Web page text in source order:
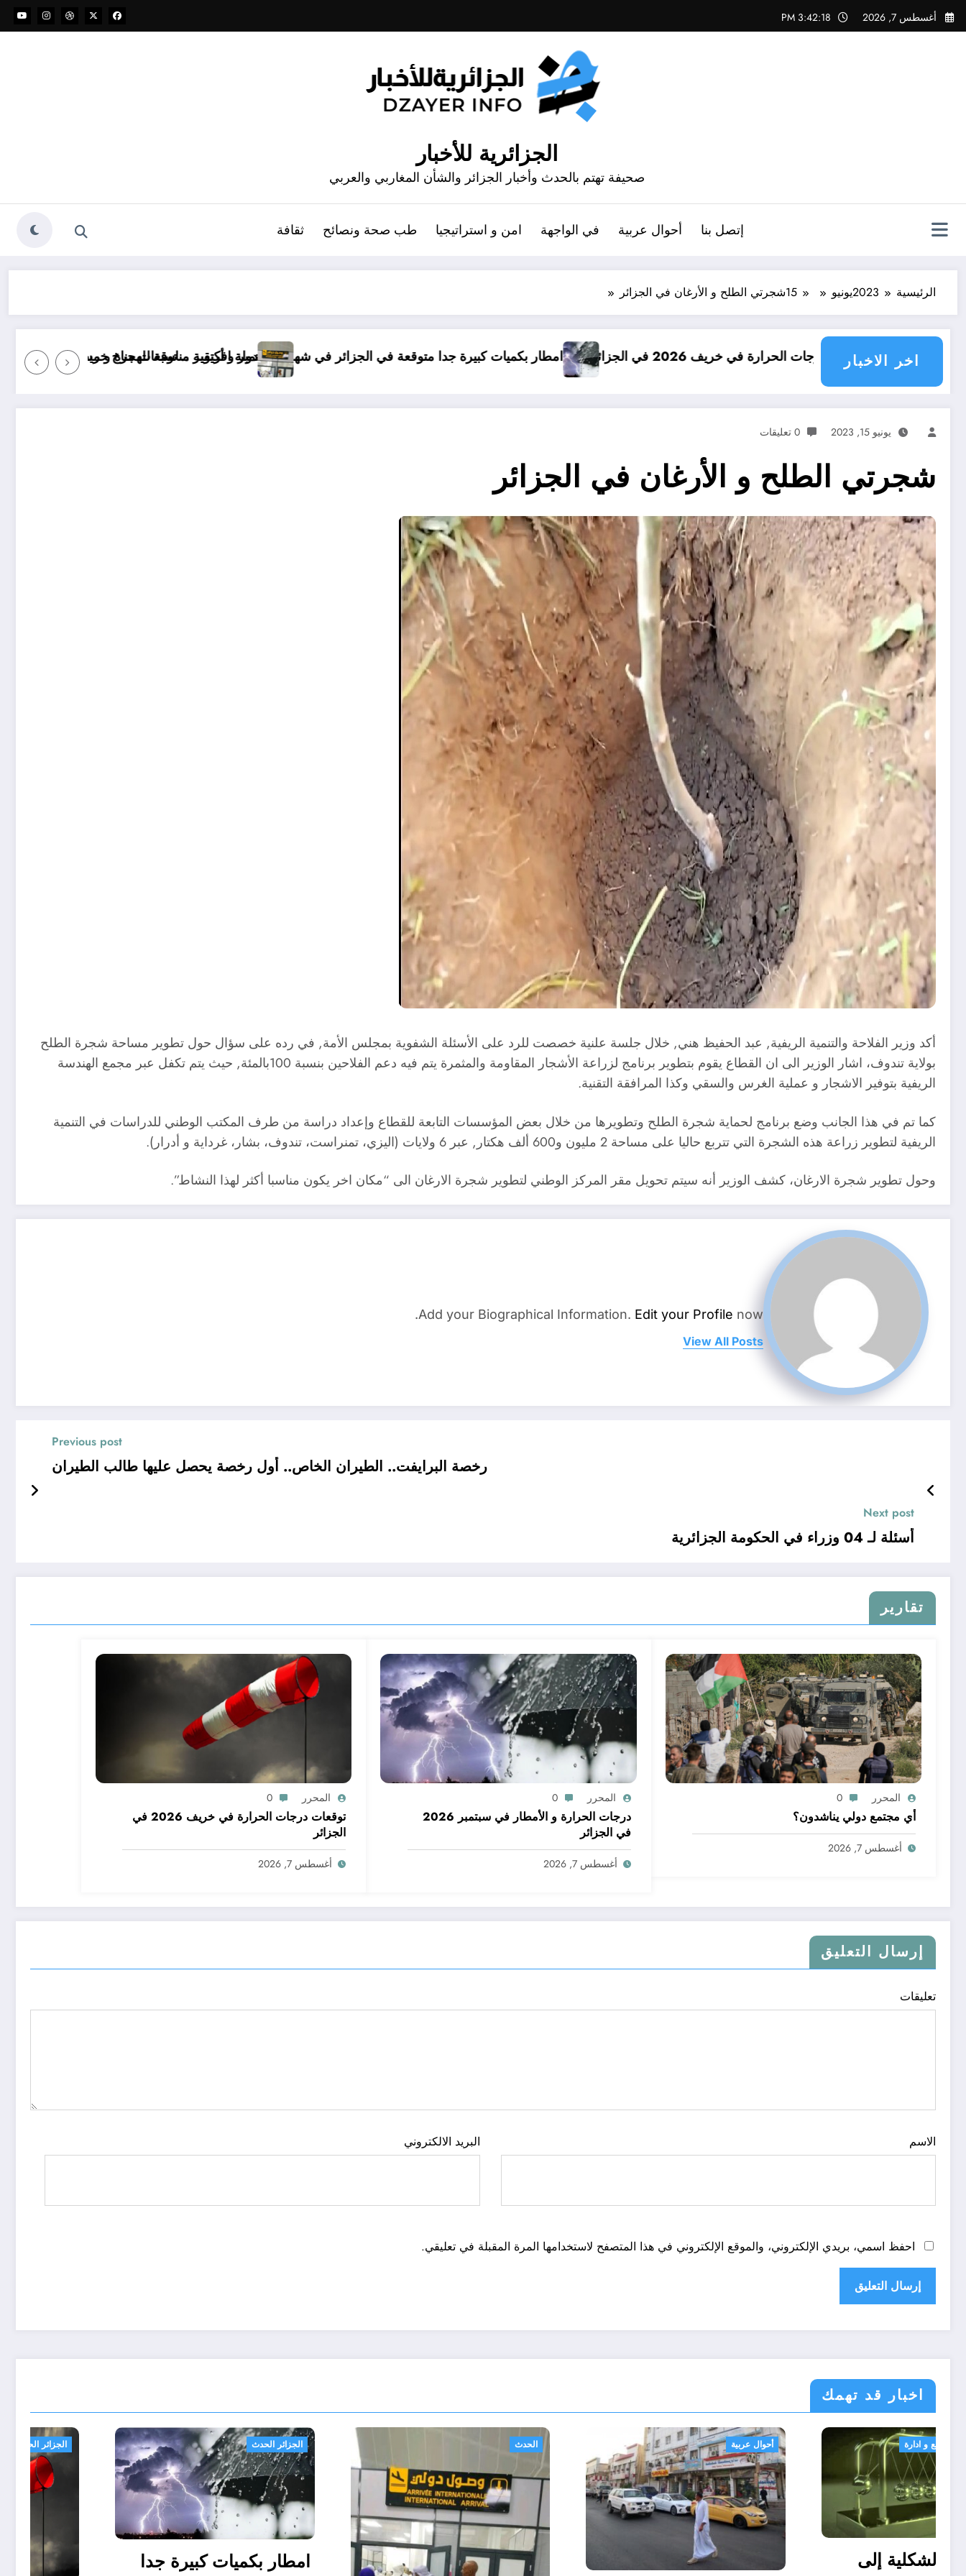
التجاوز
إلى
أغسطس 7, 2026 3:42:20 PM
الجزائرية للأخبار
صحيفة تهتم بالحدث وأخبار الجزائر والشأن المغاربي والعربي
إتصل بنا أحوال عربية في الواجهة امن و استراتيجيا طب صحة ونصائح ثقافة
الرئيسية 2023يونيو 15شجرتي الطلح و الأرغان في الجزائر
اخر الاخبارفي خريف 2026 في الجزائر امطار بكميات كبيرة جدا متوقعة في الجزائر في شهري سبتمبر و أكتوبر .. توقعات مناخ خريف 2026 الجزائر
دولة افريقية مناسبة للهجرة و مستقبلها كبير “منريد الخبز والماي
يونيو 15, 2023 0 تعليقات
شجرتي الطلح و الأرغان في الجزائر
أكد وزير الفلاحة والتنمية الريفية, عبد الحفيظ هني, خلال جلسة علنية خصصت للرد على الأسئلة الشفوية بمجلس الأمة, في رده على سؤال حول تطوير مساحة شجرة الطلح
بولاية تندوف، اشار الوزير الى ان القطاع يقوم بتطوير برنامج لزراعة الأشجار المقاومة والمثمرة يتم فيه دعم الفلاحين بنسبة 100بالمئة, حيث يتم تكفل عبر مجمع الهندسة
الريفية بتوفير الاشجار و عملية الغرس والسقي وكذا المرافقة التقنية.
كما تم في هذا الجانب وضع برنامج لحماية شجرة الطلح وتطويرها من خلال بعض المؤسسات التابعة للقطاع وإعداد دراسة من طرف المكتب الوطني للدراسات في التنمية
الريفية لتطوير زراعة هذه الشجرة التي تتربع حاليا على مساحة 2 مليون و600 ألف هكتار, عبر 6 ولايات (اليزي، تمنراست، تندوف، بشار، غرداية و أدرار).
وحول تطوير شجرة الارغان، كشف الوزير أنه سيتم تحويل مقر المركز الوطني لتطوير شجرة الارغان الى “مكان اخر يكون مناسبا أكثر لهذا النشاط”.
Add your Biographical Information. Edit your Profile now.
View All Posts
Previous post
رخصة البرايفت.. الطيران الخاص.. أول رخصة يحصل عليها طالب الطيران
Next post
أسئلة لـ 04 وزراء في الحكومة الجزائرية
تقارير
المحرر 0
أي مجتمع دولي يناشدون؟
أغسطس 7, 2026
المحرر 0
درجات الحرارة و الأمطار في سبتمبر 2026
في الجزائر
أغسطس 7, 2026
المحرر 0
توقعات درجات الحرارة في خريف 2026 في
الجزائر
أغسطس 7, 2026
إرسال التعليق
تعليقات
الاسم البريد الالكتروني
احفظ اسمي، بريدي الإلكتروني، والموقع الإلكتروني في هذا المتصفح لاستخدامها المرة المقبلة في تعليقي.
اخبار قد تهمك
الجزائر الحدث
امطار بكميات
الحدث قانون تشريع و ادارة
من الدولة الشكلية إلى